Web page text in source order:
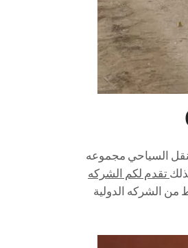
لخدمات النقل السياحي مجموعه
تقدم لكم الشركه
من الشركه الدولية